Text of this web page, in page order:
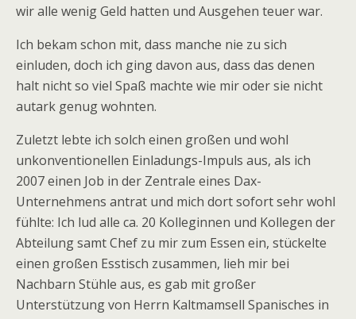
wir alle wenig Geld hatten und Ausgehen teuer war.
Ich bekam schon mit, dass manche nie zu sich
einluden, doch ich ging davon aus, dass das denen
halt nicht so viel Spaß machte wie mir oder sie nicht
autark genug wohnten.
Zuletzt lebte ich solch einen großen und wohl
unkonventionellen Einladungs-Impuls aus, als ich
2007 einen Job in der Zentrale eines Dax-
Unternehmens antrat und mich dort sofort sehr wohl
fühlte: Ich lud alle ca. 20 Kolleginnen und Kollegen der
Abteilung samt Chef zu mir zum Essen ein, stückelte
einen großen Esstisch zusammen, lieh mir bei
Nachbarn Stühle aus, es gab mit großer
Unterstützung von Herrn Kaltmamsell Spanisches in